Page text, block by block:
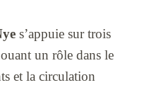
s’appuie sur trois
un rôle dans le
et la circulation